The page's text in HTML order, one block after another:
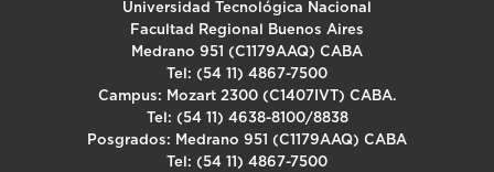
Universidad Tecnológica Nacional
Facultad Regional Buenos Aires
Medrano 951 (C1179AAQ) CABA
Tel: (54 11) 4867-7500
Campus: Mozart 2300 (C1407IVT) CABA.
Tel: (54 11) 4638-8100/8838
Posgrados: Medrano 951 (C1179AAQ) CABA
Tel: (54 11) 4867-7500